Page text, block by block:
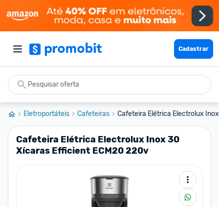
Cadastrar
Eletroportáteis Cafeteiras Cafeteira Elétrica Electrolux
Cafeteira Elétrica Electrolux Inox 30
Xícaras Efficient ECM20 220v